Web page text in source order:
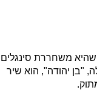
שהיא משחררת סינגלים
"בן יהודה", הוא שיר